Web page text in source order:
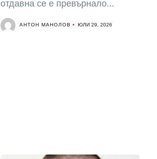
отдавна се е превърнало...
АНТОН МАНОЛОВ ЮЛИ 29, 2026